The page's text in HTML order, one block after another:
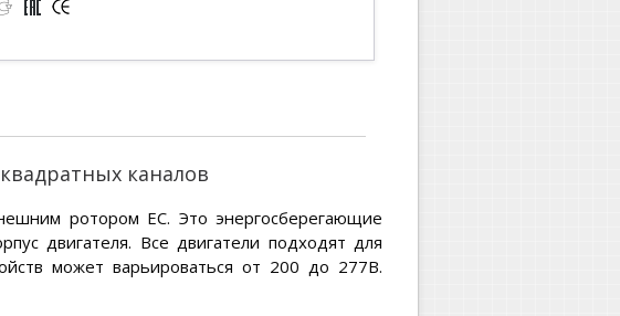
каналов
ротором EC. Это энергосберегающие
двигателя. Все двигатели подходят для
может варьироваться от 200 до 277В.